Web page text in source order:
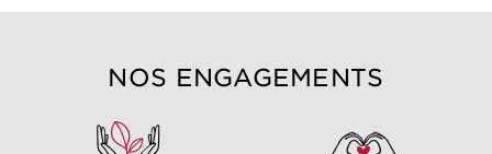
NOS ENGAGEMENTS